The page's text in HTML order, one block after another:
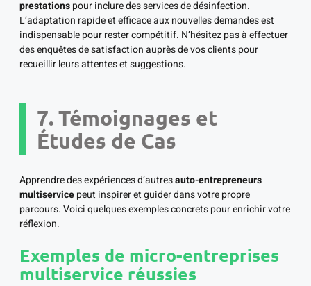
prestationspour inclure des services de désinfection.
L’adaptation rapide et efficace aux nouvelles demandes est
indispensable pour rester compétitif. N’hésitez pas à effectuer
des enquêtes de satisfaction auprès de vos clients pour
recueillir leurs attentes et suggestions.
7. Témoignages et
Études de Cas
Apprendre des expériences d’autresauto-entrepreneurs
multiservicepeut inspirer et guider dans votre propre
parcours. Voici quelques exemples concrets pour enrichir votre
réflexion.
Exemples de micro-entreprises
multiservice réussies